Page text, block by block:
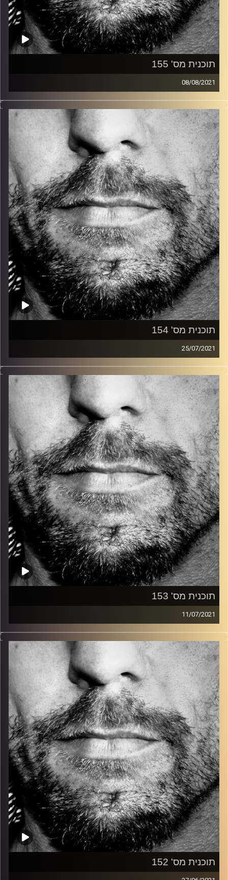
תוכנית מס' 155
08/08/2021
זיפים, מוזיקה מחוספסת של הופעות חיות. הרבה ג'אם, רוק,
בלוז, bluegrass, ג'אז, Fאנק, פרוגרסיב ואפילו אלקטרוניקה.
כל מה שחי, אמיתי ונושם.
עם שמוליק רגב.
קרדיט תמונות: David Goehring
תוכנית מס' 154
25/07/2021
זיפים, מוזיקה מחוספסת של הופעות חיות. הרבה ג'אם, רוק,
בלוז, bluegrass, ג'אז, Fאנק, פרוגרסיב ואפילו אלקטרוניקה.
כל מה שחי, אמיתי ונושם.
עם שמוליק רגב.
קרדיט תמונות: David Goehring
תוכנית מס' 153
11/07/2021
זיפים, מוזיקה מחוספסת של הופעות חיות. הרבה ג'אם, רוק,
בלוז, bluegrass, ג'אז, Fאנק, פרוגרסיב ואפילו אלקטרוניקה.
כל מה שחי, אמיתי ונושם.
עם שמוליק רגב.
קרדיט תמונות: David Goehring
תוכנית מס' 152